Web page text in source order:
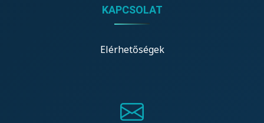
KAPCSOLAT
Elérhetőségek